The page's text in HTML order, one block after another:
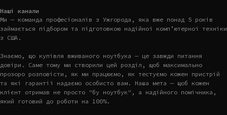
Наші канали
Ми — команда професіоналів з Ужгорода, яка вже понад 5 років
займається підбором та підготовкою надійної комп’ютерної техніки
з США.
Знаємо, що купівля вживаного ноутбука — це завжди питання
довіри. Саме тому ми створили цей розділ, щоб максимально
прозоро розповісти, як ми працюємо, як тестуємо кожен пристрій
та які гарантії надаємо особисто вам. Наша мета — щоб кожен
клієнт отримав не просто "бу ноутбук", а надійного помічника,
який готовий до роботи на 100%.